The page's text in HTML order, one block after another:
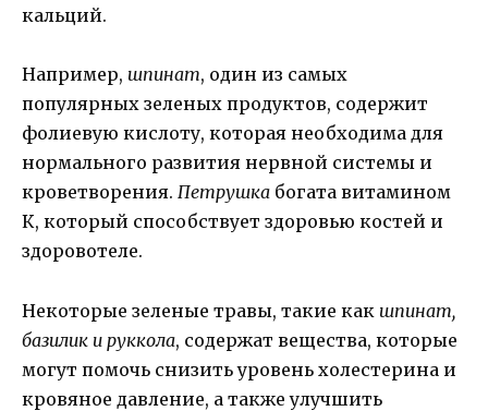
кальций.
Например, шпинат, один из самых
популярных зеленых продуктов, содержит
фолиевую кислоту, которая необходима для
нормального развития нервной системы и
кроветворения. Петрушка богата витамином
К, который способствует здоровью костей и
здоровотеле.
Некоторые зеленые травы, такие как шпинат,
базилик и руккола, содержат вещества, которые
могут помочь снизить уровень холестерина и
кровяное давление, а также улучшить